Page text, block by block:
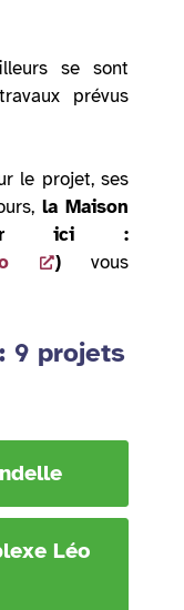
se sont
prévus
le projet, ses
la Maison
ici :
) vous
9 projets
Léo